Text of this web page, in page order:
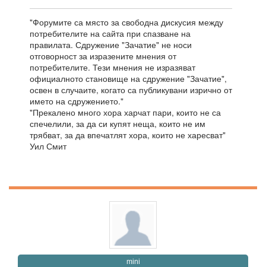
"Форумите са място за свободна дискусия между
потребителите на сайта при спазване на
правилата. Сдружение "Зачатие" не носи
отговорност за изразените мнения от
потребителите. Тези мнения не изразяват
официалното становище на сдружение "Зачатие",
освен в случаите, когато са публикувани изрично от
името на сдружението."
"Прекалено много хора харчат пари, които не са
спечелили, за да си купят неща, които не им
трябват, за да впечатлят хора, които не харесват"
Уил Смит
mini